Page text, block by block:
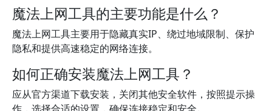
魔法上网工具的主要功能是什么？
魔法上网工具主要用于隐藏真实IP、绕过地域限制、保护
隐私和提供高速稳定的网络连接。
如何正确安装魔法上网工具？
应从官方渠道下载安装，关闭其他安全软件，按照提示操